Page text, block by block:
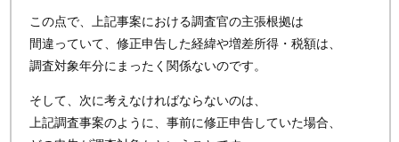
この点で、上記事案における調査官の主張根拠は
間違っていて、修正申告した経緯や増差所得・税額は、
調査対象年分にまったく関係ないのです。
そして、次に考えなければならないのは、
上記調査事案のように、事前に修正申告していた場合、